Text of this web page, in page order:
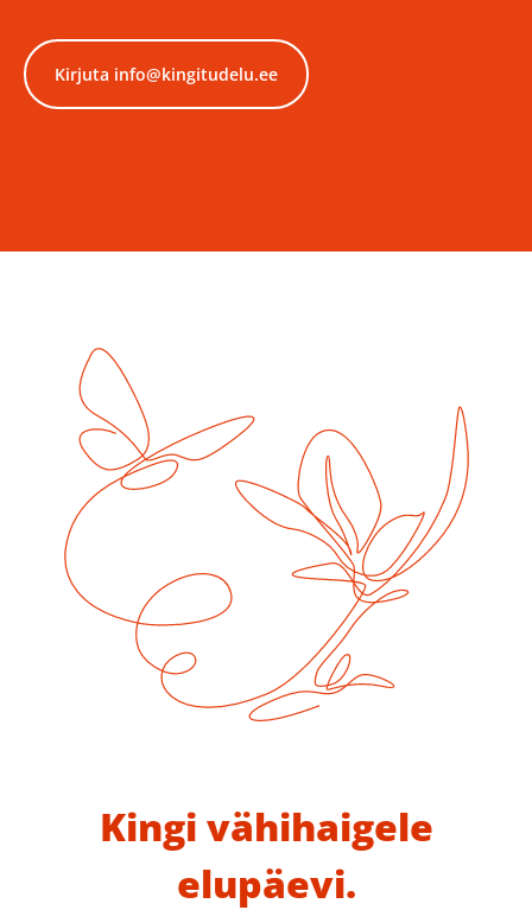
Kirjuta info@kingitudelu.ee
Kingi vähihaigele
elupäevi.